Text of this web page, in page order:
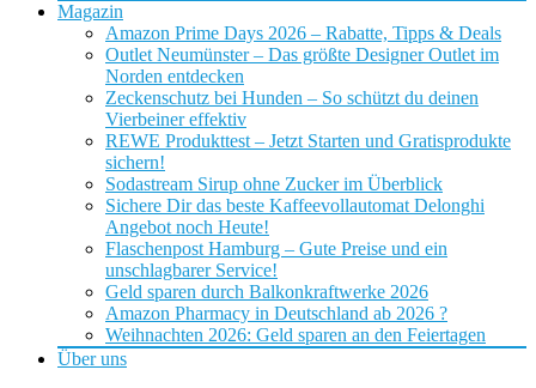
Magazin
Amazon Prime Days 2026 – Rabatte, Tipps & Deals
Outlet Neumünster – Das größte Designer Outlet im
Norden entdecken
Zeckenschutz bei Hunden – So schützt du deinen
Vierbeiner effektiv
REWE Produkttest – Jetzt Starten und Gratisprodukte
sichern!
Sodastream Sirup ohne Zucker im Überblick
Sichere Dir das beste Kaffeevollautomat Delonghi
Angebot noch Heute!
Flaschenpost Hamburg – Gute Preise und ein
unschlagbarer Service!
Geld sparen durch Balkonkraftwerke 2026
Amazon Pharmacy in Deutschland ab 2026 ?
Weihnachten 2026: Geld sparen an den Feiertagen
Über uns